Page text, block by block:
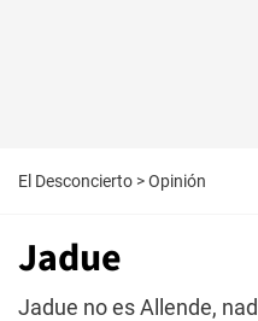
El Desconcierto >Opinión
Jadue
Jadue no es Allende,